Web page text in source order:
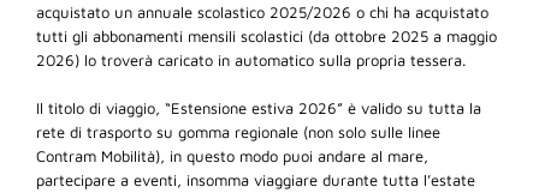
acquistato un annuale scolastico 2025/2026 o chi ha acquistato
tutti gli abbonamenti mensili scolastici (da ottobre 2025 a maggio
2026) lo troverà caricato in automatico sulla propria tessera.
Il titolo di viaggio, “Estensione estiva 2026” è valido su tutta la
rete di trasporto su gomma regionale (non solo sulle linee
Contram Mobilità), in questo modo puoi andare al mare,
partecipare a eventi, insomma viaggiare durante tutta l’estate